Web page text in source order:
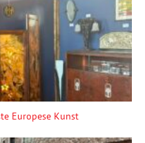
Europese Kunst